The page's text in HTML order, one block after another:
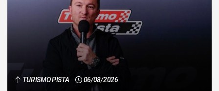
TURISMO PISTA 06/08/2026